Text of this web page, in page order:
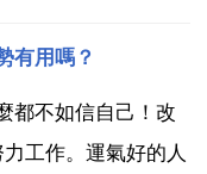
包括從生產到消
安全生產到服...
有用嗎？
都不如信自己！改
工作。運氣好的人